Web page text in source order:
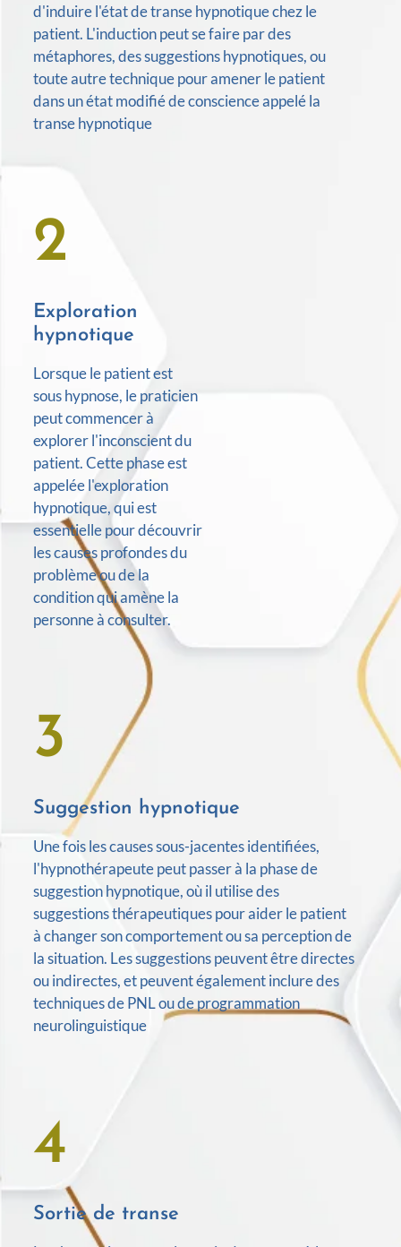
d'induire l'état de transe hypnotique chez le
patient. L'induction peut se faire par des
métaphores, des suggestions hypnotiques, ou
toute autre technique pour amener le patient
dans un état modifié de conscience appelé la
transe hypnotique
2
Exploration
hypnotique
Lorsque le patient est
sous hypnose, le praticien
peut commencer à
explorer l'inconscient du
patient. Cette phase est
appelée l'exploration
hypnotique, qui est
essentielle pour découvrir
les causes profondes du
problème ou de la
condition qui amène la
personne à consulter.
3
Suggestion hypnotique
Une fois les causes sous-jacentes identifiées,
l'hypnothérapeute peut passer à la phase de
suggestion hypnotique, où il utilise des
suggestions thérapeutiques pour aider le patient
à changer son comportement ou sa perception de
la situation. Les suggestions peuvent être directes
ou indirectes, et peuvent également inclure des
techniques de PNL ou de programmation
neurolinguistique
4
Sortie de transe